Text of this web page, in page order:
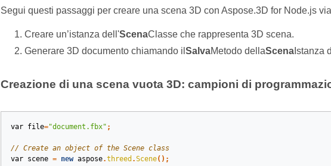
Segui questi passaggi per creare una scena 3D con Aspose.3D for Node.js
Creare un’istanza dell'ScenaClasse che rappresenta 3D scena.
Generare 3D documento chiamando il SalvaMetodo dellaScenaIstanza
Creazione di una scena vuota 3D: campioni di
var file="document.fbx" ;
// Create an object of the Scene class
var
scene = new aspose.threed .Scene();